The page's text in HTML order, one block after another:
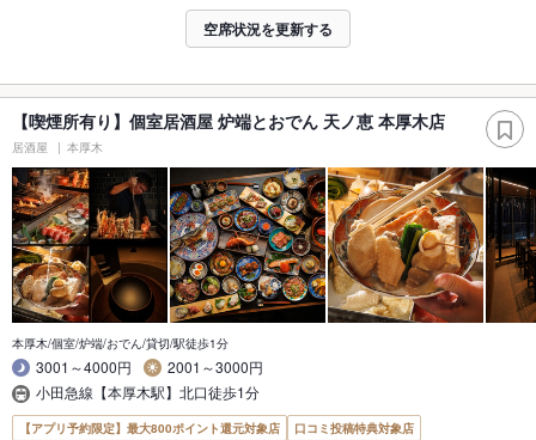
空席状況を更新する
【喫煙所有り】個室居酒屋 炉端とおでん 天ノ恵 本厚木店
居酒屋 本厚木
本厚木/個室/炉端/おでん/貸切/駅徒歩1分
3001～4000円
2001～3000円
小田急線【本厚木駅】北口徒歩1分
【アプリ予約限定】最大800ポイント還元対象店
口コミ投稿特典対象店